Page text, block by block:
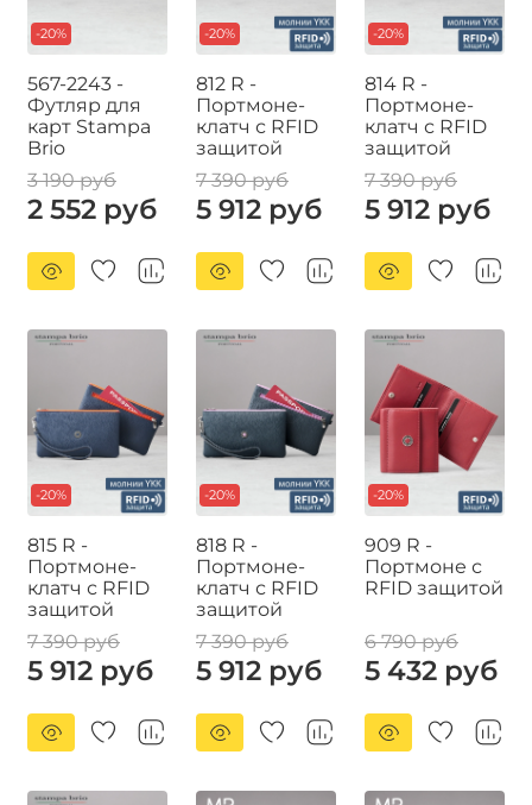
-20%
567-2243 -
Футляр для
карт Stampa
Brio
3 190 руб
2 552 руб
-20%
812 R -
Портмоне-
клатч с RFID
защитой
7 390 руб
5 912 руб
-20%
814 R -
Портмоне-
клатч с RFID
защитой
7 390 руб
5 912 руб
-20%
815 R -
Портмоне-
клатч с RFID
защитой
7 390 руб
5 912 руб
-20%
818 R -
Портмоне-
клатч с RFID
защитой
7 390 руб
5 912 руб
-20%
909 R -
Портмоне с
RFID защитой
6 790 руб
5 432 руб